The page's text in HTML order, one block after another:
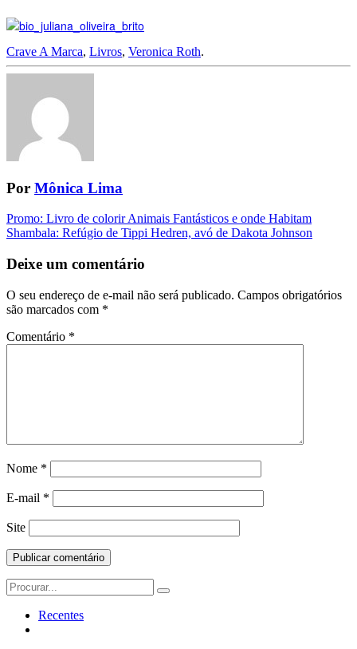
Crave A Marca, Livros, Veronica Roth.
Por Mônica Lima
Navegação
da
Postagem
Promo: Livro de colorir Animais Fantásticos e onde Habitam
Shambala: Refúgio de Tippi Hedren, avó de Dakota Johnson
Deixe um comentário
O seu endereço de e-mail não será publicado. Campos obrigatórios
são marcados com *
Comentário *
Nome *
E-mail *
Site
Search
for:
Recentes